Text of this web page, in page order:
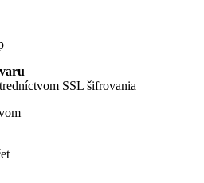
SSL šifrovania